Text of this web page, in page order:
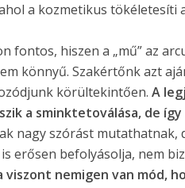
a kozmetikus tökéletesíti
fontos, hiszen a „mű” az
könnyű. Szakértőnk azt
körültekintően.A
a sminktetoválása, de így
nagy szórást mutathatnak,
erősen befolyásolja, nem
viszont nemigen van mód,